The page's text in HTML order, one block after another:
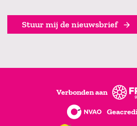
Stuur mij de nieuwsbrief
Verbonden aan